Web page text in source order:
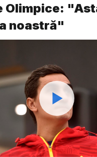
Olimpice:
noastră"
Watch